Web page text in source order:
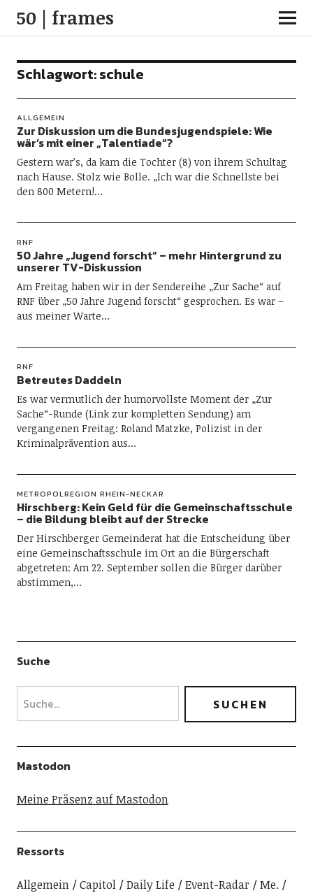
50 | frames
Schlagwort:schule
ALLGEMEIN
Zur Diskussion um die Bundesjugendspiele: Wie
wär’s mit einer „Talentiade“?
Gestern war’s, da kam die Tochter (8) von ihrem Schultag
nach Hause. Stolz wie Bolle. „Ich war die Schnellste bei
den 800 Metern!…
RNF
50 Jahre „Jugend forscht“ – mehr Hintergrund zu
unserer TV-Diskussion
Am Freitag haben wir in der Sendereihe „Zur Sache“ auf
RNF über „50 Jahre Jugend forscht“ gesprochen. Es war –
aus meiner Warte…
RNF
Betreutes Daddeln
Es war vermutlich der humorvollste Moment der „Zur
Sache“-Runde (Link zur kompletten Sendung) am
vergangenen Freitag: Roland Matzke, Polizist in der
Kriminalprävention aus…
METROPOLREGION RHEIN-NECKAR
Hirschberg: Kein Geld für die Gemeinschaftsschule
– die Bildung bleibt auf der Strecke
Der Hirschberger Gemeinderat hat die Entscheidung über
eine Gemeinschaftsschule im Ort an die Bürgerschaft
abgetreten: Am 22. September sollen die Bürger darüber
abstimmen,…
Suche
Mastodon
Meine Präsenz auf Mastodon
Ressorts
Allgemein Capitol Daily Life Event-Radar
Me.